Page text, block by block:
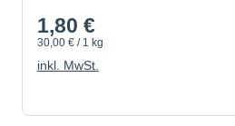
1,80 €
30,00 € / 1 kg
inkl. MwSt.